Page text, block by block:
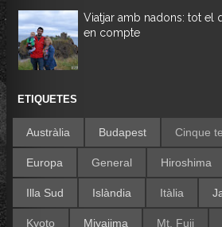
Viatjar amb nadons: tot el
en compte
ETIQUETES
Austràlia Budapest Cinque
Europa General Hiroshima
Illa Sud Islàndia Itàlia
Kyoto Miyajima Mt. Fuji